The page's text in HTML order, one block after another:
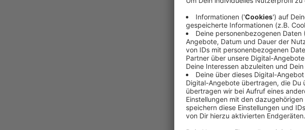
Blanco ist
aus Georgia
"Jetzt müsst
oder euren
es Blanco
Mit seiner
ausgelöst.
Musik trendet